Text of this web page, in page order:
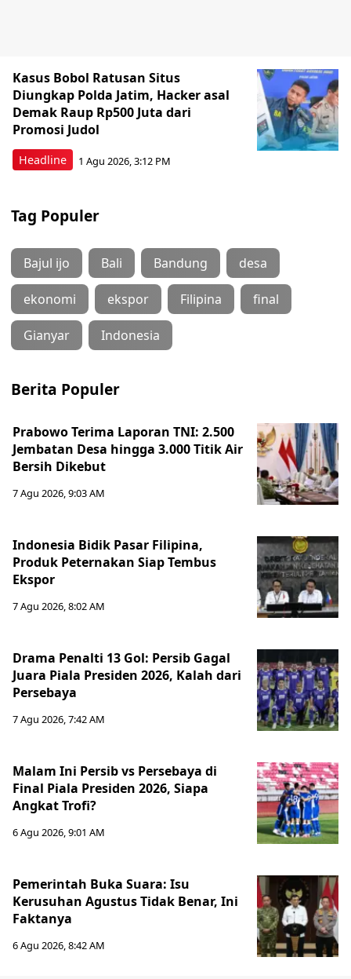
Headline
Kasus Bobol Ratusan Situs
Diungkap Polda Jatim, Hacker asal
Demak Raup Rp500 Juta dari
Promosi Judol
1 Agu 2026, 3:12 PM
Tag Populer
Bajul ijo Bali Bandung desa
ekonomi ekspor Filipina final
Gianyar Indonesia
Berita Populer
Prabowo Terima Laporan TNI: 2.500
Jembatan Desa hingga 3.000 Titik Air
Bersih Dikebut
7 Agu 2026, 9:03 AM
Indonesia Bidik Pasar Filipina,
Produk Peternakan Siap Tembus
Ekspor
7 Agu 2026, 8:02 AM
Drama Penalti 13 Gol: Persib Gagal
Juara Piala Presiden 2026, Kalah dari
Persebaya
7 Agu 2026, 7:42 AM
Malam Ini Persib vs Persebaya di
Final Piala Presiden 2026, Siapa
Angkat Trofi?
6 Agu 2026, 9:01 AM
Pemerintah Buka Suara: Isu
Kerusuhan Agustus Tidak Benar, Ini
Faktanya
6 Agu 2026, 8:42 AM